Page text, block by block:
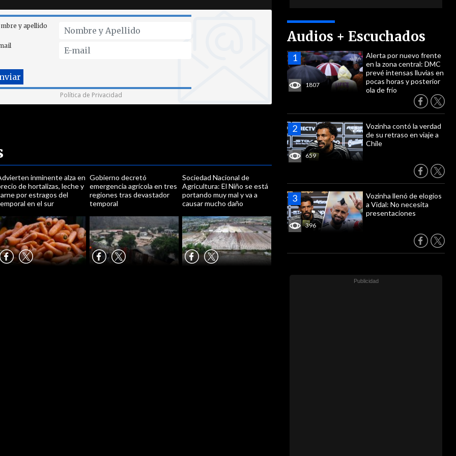
Audios + Escuchados
1807
Alerta por nuevo frente
en la zona central: DMC
prevé intensas lluvias en
pocas horas y posterior
ola de frío
659
Vozinha contó la verdad
de su retraso en viaje a
Chile
396
Vozinha llenó de elogios
a Vidal: No necesita
presentaciones
en el sur
temporal
causar mucho daño